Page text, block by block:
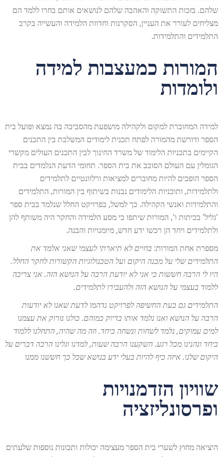
שלהם. בזכות התשוקה והאהבה שלהם לנושאים אותם בחרו ללמד הם
מצליחים לעורר את העניין, הסקרנות וחדוות הלמידה והעשייה בקרב
התלמידים והתלמידות.
המורות כמעצבות למידה
ולומדות
למידה המחוברת למקום ולקהילה מושפעת מהסביבה בה נמצא ופועל בית
הספר ודורשת מהמורה לפתח תכנית לימודים המשלבת בין התכנים
הקיימים בתכניות הלימוד של משרד החינוך לבין התכנים העולים מקשרי
הגומלין עם העולם הסובב את בית הספר. תחומי הדעת הנלמדים בבית
הספר הופכים להיות מחוברים למציאות ורלוונטיים לתלמידים
ולתלמידות, ותוכניות הלימודים נבנות בשיתוף בין המורות, התלמידים
והתלמידות ואנשי הקהילה. כך למשל, בפרויקט החלל שנלמד בבית ספר
'גליל' בכיתות ו', המורות שיתפו כי מסע הלמידה והחקר היה משותף להן
ולתלמידים ויחד הן רכשו ידע חדש, מיומנויות והבנה.
מספרת אחת המורות: בחיים לא תיארתי לעצמי שאני אלמד את
התלמידים שלי על מבנה היקום ועל הטכנולוגיות הקשורות לחקר החלל.
היו לי הרבה חששות כי אני לא יודעת הרבה על הנושא הזה. אני צריכה
ללמוד בעצמי על הנושא הזה ולהעבירו לתלמידים.
התלמידים גם בעת החשיפה לפרויקט נדהמו לדעת שאנו לא יודעות
הרבה על הנושא ואנו נלמד אותו בדיוק כמוהם. כולנו נזרוק את עצמנו
למים עמוקים, נלמד לשחות ונשחה ביחד. וזה מה שהיה, התחלנו ללמוד
ביחד ונהנינו מכל רגע. השקענו הרבה שעות, למדנו וגלינו הרבה דברים על
היקום שלנו. איזה כיף להיות בעלי ידע בנושא שכל כך חששנו ממנו
שוויון הזדמנויות
ופרסונליזציה
היציאה מחוץ לשערי בית הספר מעצימה יכולות ותכונות נוספות שלעתים